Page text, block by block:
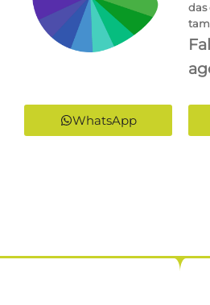
das
WhatsApp